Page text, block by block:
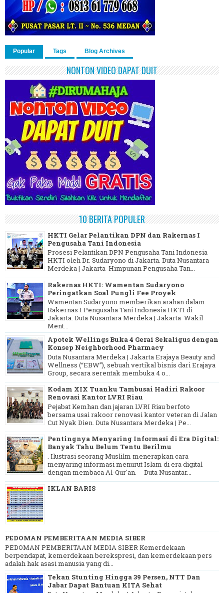
Popular Tags Blog Archives
NONTON VIDEO DAPAT DUIT
10 BERITA POPULER
HKTI Gelar Pelantikan DPN dan Rakernas I
Pengusaha Tani Indonesia
Prosesi Pelantikan DPN Pengusaha Tani Indonesia
HKTI oleh Dr. Sudaryono di Jakarta. Duta Nusantara
Merdeka | Jakarta Himpunan Pengusaha Tan...
Rakernas HKTI: Wamentan Sudaryono
Peringatkan Soal Pungli Fee Proyek
Wamentan Sudaryono memberikan arahan dalam
Rakernas I Pengusaha Tani Indonesia HKTI di
Jakarta. Duta Nusantara Merdeka | Jakarta Wakil
Ment...
Apotek Wellings Buka 4 Gerai Sekaligus dengan
Konsep Neighborhood Pharmacy
Duta Nusantara Merdeka | Jakarta Erajaya Beauty and
Wellness (“EBW”), sebuah vertikal bisnis dari Erajaya
Group, secara serentak membuka 4 o...
Kodam XIX Tuanku Tambusai Hadiri Rakoor
Renovasi Kantor LVRI Riau
Pejabat Kemhan dan jajaran LVRI Riau berfoto
bersama usai rakoor renovasi kantor veteran di Jalan
Cut Nyak Dien. Duta Nusantara Merdeka | Pe...
Pentingnya Menyaring Informasi di Era Digital:
Banyak Tahu Belum Tentu Berilmu
. Ilustrasi seorang Muslilm menerapkan cara
menyaring informasi menurut Islam di era digital
dengan membaca Al-Qur'an. Duta Nusantar...
IKLAN BARIS
PEDOMAN PEMBERITAAN MEDIA SIBER
PEDOMAN PEMBERITAAN MEDIA SIBER Kemerdekaan
berpendapat, kemerdekaan berekspresi, dan kemerdekaan pers
adalah hak asasi manusia yang di...
Tekan Stunting Hingga 39 Persen, NTT Dan
Jabar Dapat Bantuan KITA Sehat